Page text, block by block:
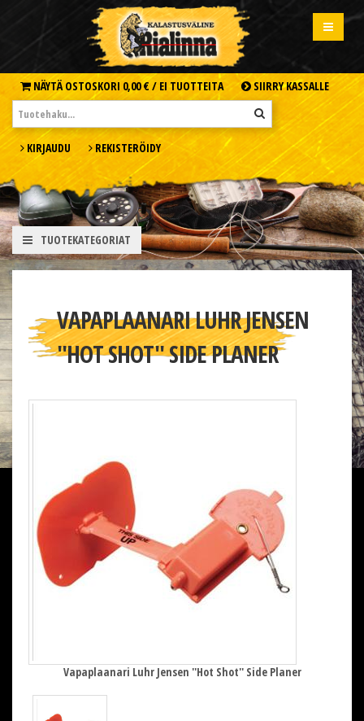
NÄYTÄ OSTOSKORI 0,00 € / EI TUOTTEITA SIIRRY KASSALLE
KIRJAUDU REKISTERÖIDY
TUOTEKATEGORIAT
VAPAPLAANARI LUHR JENSEN
''HOT SHOT'' SIDE PLANER
Vapaplaanari Luhr Jensen ''Hot Shot'' Side Planer